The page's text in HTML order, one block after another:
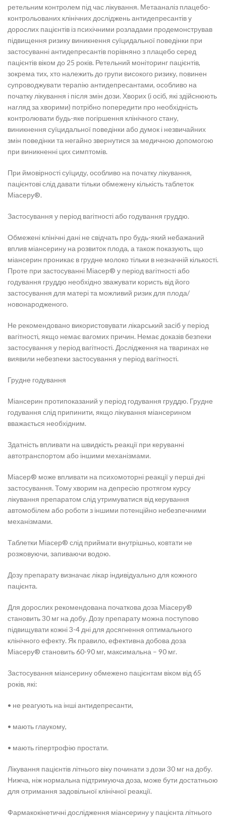
ретельним контролем під час лікування. Метааналіз плацебо-
контрольованих клінічних досліджень антидепресантів у
дорослих пацієнтів із психічними розладами продемонстрував
підвищення ризику виникнення суїцидальної поведінки при
застосуванні антидепресантів порівняно з плацебо серед
пацієнтів віком до 25 років. Ретельний моніторинг пацієнтів,
зокрема тих, хто належить до групи високого ризику, повинен
супроводжувати терапію антидепресантами, особливо на
початку лікування і після змін дози. Хворих (і осіб, які здійснюють
нагляд за хворими) потрібно попередити про необхідність
контролювати будь-яке погіршення клінічного стану,
виникнення суїцидальної поведінки або думок і незвичайних
змін поведінки та негайно звернутися за медичною допомогою
при виникненні цих симптомів.
При ймовірності суїциду, особливо на початку лікування,
пацієнтові слід давати тільки обмежену кількість таблеток
Міасеру®.
Застосування у період вагітності або годування груддю.
Обмежені клінічні дані не свідчать про будь-який небажаний
вплив міансерину на розвиток плода, а також показують, що
міансерин проникає в грудне молоко тільки в незначній кількості.
Проте при застосуванні Міасер® у період вагітності або
годування груддю необхідно зважувати користь від його
застосування для матері та можливий ризик для плода/
новонародженого.
Не рекомендовано використовувати лікарський засіб у період
вагітності, якщо немає вагомих причин. Немає доказів безпеки
застосування у період вагітності. Дослідження на тваринах не
виявили небезпеки застосування у період вагітності.
Грудне годування
Міансерин протипоказаний у період годування груддю. Грудне
годування слід припинити, якщо лікування міансерином
вважається необхідним.
Здатність впливати на швидкість реакції при керуванні
автотранспортом або іншими механізмами.
Міасер® може впливати на психомоторні реакції у перші дні
застосування. Тому хворим на депресію протягом курсу
лікування препаратом слід утримуватися від керування
автомобілем або роботи з іншими потенційно небезпечними
механізмами.
Таблетки Міасер® слід приймати внутрішньо, ковтати не
розжовуючи, запиваючи водою.
Дозу препарату визначає лікар індивідуально для кожного
пацієнта.
Для дорослих рекомендована початкова доза Міасеру®
становить 30 мг на добу. Дозу препарату можна поступово
підвищувати кожні 3-4 дні для досягнення оптимального
клінічного ефекту. Як правило, ефективна добова доза
Міасеру® становить 60-90 мг, максимальна – 90 мг.
Застосування міансерину обмежено пацієнтам віком від 65
років, які:
• не реагують на інші антидепресанти,
• мають глаукому,
• мають гіпертрофію простати.
Лікування пацієнтів літнього віку починати з дози 30 мг на добу.
Нижча, ніж нормальна підтримуюча доза, може бути достатньою
для отримання задовільної клінічної реакції.
Фармакокінетичні дослідження міансерину у пацієнта літнього